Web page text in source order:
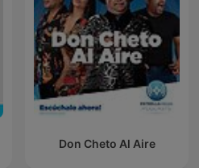
Don Cheto Al Aire